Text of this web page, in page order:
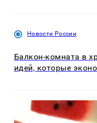
Новости России
Балкон-комната в
идей, которые